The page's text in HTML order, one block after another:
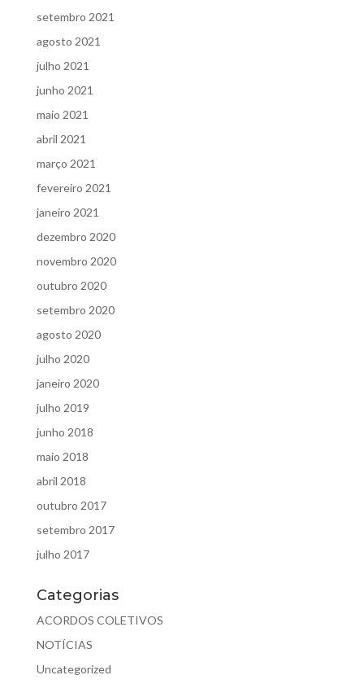
setembro 2021
agosto 2021
julho 2021
junho 2021
maio 2021
abril 2021
março 2021
fevereiro 2021
janeiro 2021
dezembro 2020
novembro 2020
outubro 2020
setembro 2020
agosto 2020
julho 2020
janeiro 2020
julho 2019
junho 2018
maio 2018
abril 2018
outubro 2017
setembro 2017
julho 2017
Categorias
ACORDOS COLETIVOS
NOTÍCIAS
Uncategorized